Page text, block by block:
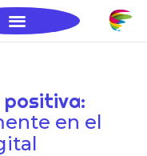
positiva:
en el